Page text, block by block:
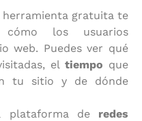
herramienta gratuita te
los usuarios
web. Puedes ver qué
el tiempo que
tu sitio y de dónde
plataforma de redes